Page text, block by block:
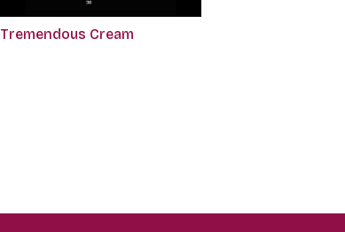
Tremendous Cream